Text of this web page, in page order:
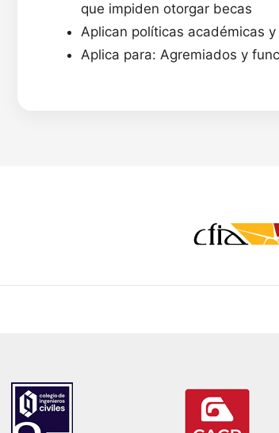
que impiden otorgar becas
Aplican políticas académicas
Aplica para: Agremiados y